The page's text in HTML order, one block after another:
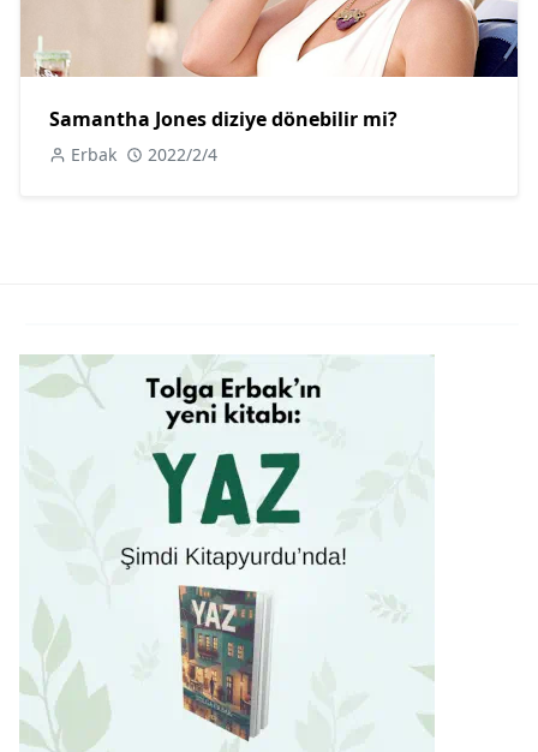
Samantha Jones diziye dönebilir mi?
Erbak 2022/2/4